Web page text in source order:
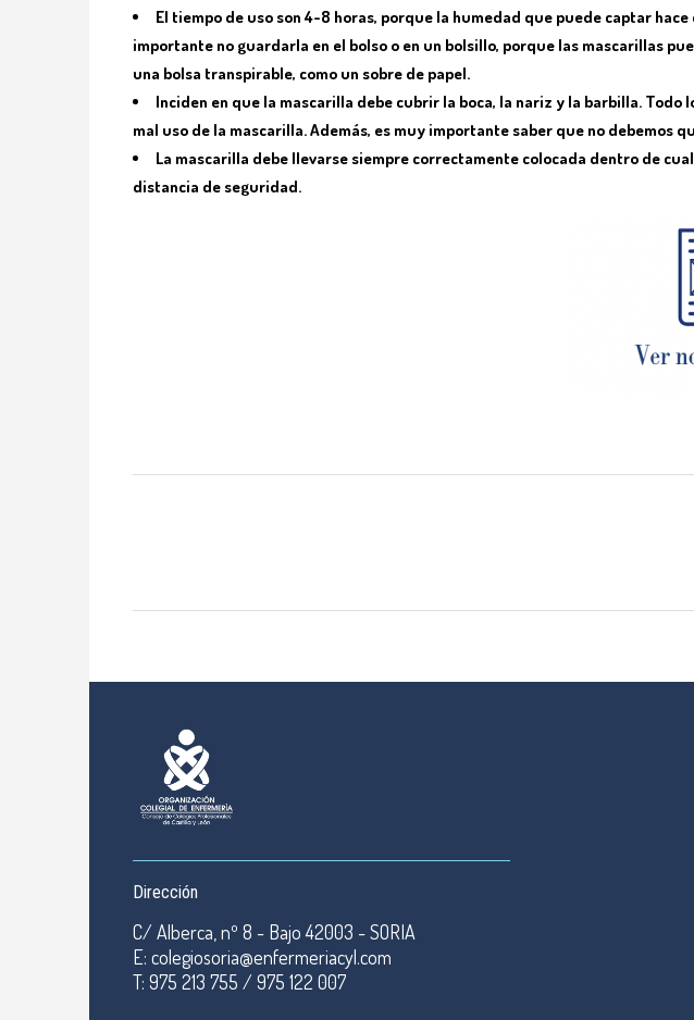
El tiempo de uso son 4-8 horas, porque la humedad que puede captar
importante no guardarla en el bolso o en un bolsillo, porque las mascarillas
una bolsa transpirable, como un sobre de papel.
Inciden en que la mascarilla debe cubrir la boca, la nariz y la barbilla.
mal uso de la mascarilla. Además, es muy importante saber que no debemos
La mascarilla debe llevarse siempre correctamente colocada dentro de
distancia de seguridad.
Dirección
C/ Alberca, nº 8 - Bajo 42003 - SORIA
E: colegiosoria@enfermeriacyl.com
T: 975 213 755 / 975 122 007